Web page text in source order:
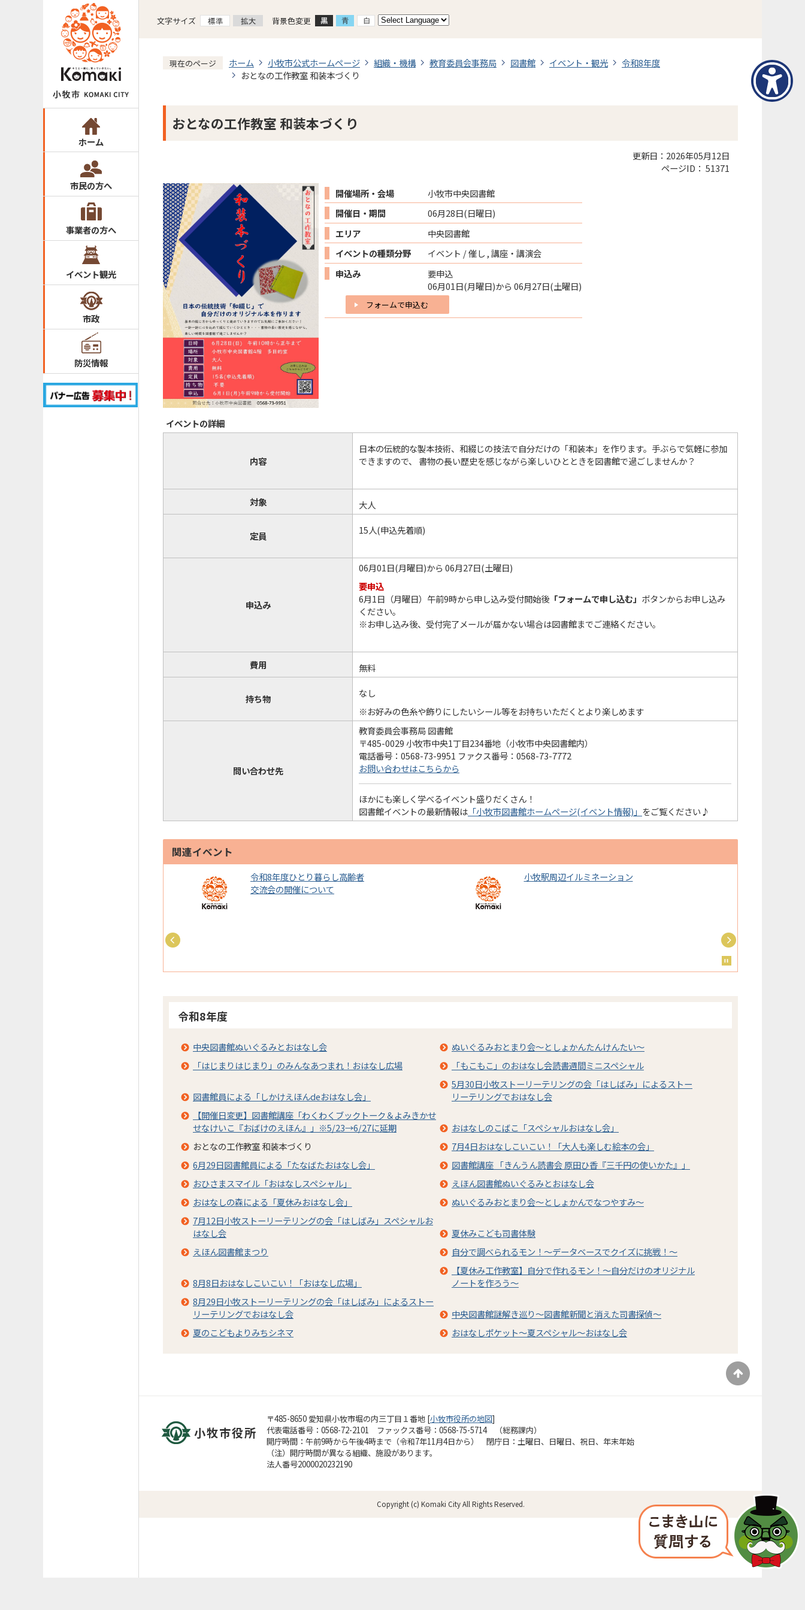
ホーム
市民の方へ
事業者の方へ
イベント観光
市政
防災情報
文字サイズ 背景色変更
現在のページ ホーム 小牧市公式ホームページ 組織・機構 教育委員会事務局 図書館 イベント・観光
令和8年度
おとなの工作教室 和装本づくり
おとなの工作教室 和装本づくり
更新日：2026年05月12日
ページID： 51371
開催場所・会場
小牧市中央図書館
開催日・期間
06月28日(日曜日)
エリア
中央図書館
イベントの種類分野
イベント / 催し , 講座・講演会
申込み
要申込
06月01日(月曜日)から 06月27日(土曜日)
フォームで申込む
イベントの詳細
内容
日本の伝統的な製本技術、和綴じの技法で自分だけの「和装本」を作ります。手ぶらで気軽に参加
できますので、 書物の長い歴史を感じながら楽しいひとときを図書館で過ごしませんか？
対象 大人
定員 15人(申込先着順)
申込み
06月01日(月曜日)から 06月27日(土曜日)
要申込
6月1日（月曜日）午前9時から申し込み受付開始後「フォームで申し込む」 ボタンからお申し込み
ください。
※お申し込み後、受付完了メールが届かない場合は図書館までご連絡ください。
費用 無料
持ち物
なし
※お好みの色糸や飾りにしたいシール等をお持ちいただくとより楽しめます
問い合わせ先
教育委員会事務局 図書館
〒485-0029 小牧市中央1丁目234番地（小牧市中央図書館内）
電話番号：0568-73-9951 ファクス番号：0568-73-7772
お問い合わせはこちらから
ほかにも楽しく学べるイベント盛りだくさん！
図書館イベントの最新情報は 「小牧市図書館ホームページ(イベント情報)」 をご覧ください♪
関連イベント
令和8年度ひとり暮らし高齢者
交流会の開催について
小牧駅周辺イルミネーション
令和8年度
中央図書館ぬいぐるみとおはなし会
ぬいぐるみおとまり会～としょかんたんけんたい～
「はじまりはじまり」のみんなあつまれ！おはなし広場
「もこもこ」のおはなし会読書週間ミニスペシャル
図書館員による「しかけえほんdeおはなし会」
5月30日小牧ストーリーテリングの会「はしばみ」によるストー
リーテリングでおはなし会
【開催日変更】図書館講座「わくわくブックトーク＆よみきかせ
せなけいこ『おばけのえほん』」※5/23→6/27に延期
おはなしのこばこ「スペシャルおはなし会」
おとなの工作教室 和装本づくり
7月4日おはなしこいこい！「大人も楽しむ絵本の会」
6月29日図書館員による「たなばたおはなし会」
図書館講座 「きんうん読書会 原田ひ香『三千円の使いかた』」
おひさまスマイル「おはなしスペシャル」
えほん図書館ぬいぐるみとおはなし会
おはなしの森による「夏休みおはなし会」
ぬいぐるみおとまり会～としょかんでなつやすみ～
7月12日小牧ストーリーテリングの会「はしばみ」スペシャルお
はなし会
夏休みこども司書体験
えほん図書館まつり
自分で調べられるモン！～データベースでクイズに挑戦！～
8月8日おはなしこいこい！「おはなし広場」
【夏休み工作教室】自分で作れるモン！～自分だけのオリジナル
ノートを作ろう～
8月29日小牧ストーリーテリングの会「はしばみ」によるストー
リーテリングでおはなし会
中央図書館謎解き巡り～図書館新聞と消えた司書探偵～
夏のこどもよりみちシネマ
おはなしポケット～夏スペシャル～おはなし会
小牧市役所
〒485-8650 愛知県小牧市堀の内三丁目１番地 [小牧市役所の地図]
代表電話番号：0568-72-2101 ファックス番号：0568-75-5714 （総務課内）
開庁時間：午前9時から午後4時まで（令和7年11月4日から） 閉庁日：土曜日、日曜日、祝日、年末年始
（注）開庁時間が異なる組織、施設があります。
法人番号2000020232190
Copyright (c) Komaki City All Rights Reserved.